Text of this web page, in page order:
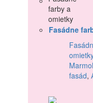
Fasádne
omietky
fasád,